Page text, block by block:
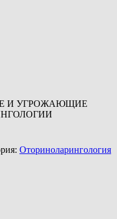
И УГРОЖАЮЩИЕ
Оториноларингология